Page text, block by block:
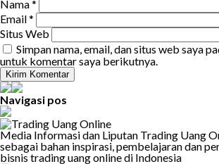
Nama*
Email*
Situs Web
Simpan nama, email, dan situs web saya
untuk komentar saya berikutnya.
Navigasi pos
Media Informasi dan Liputan Trading Uang
sebagai bahan inspirasi, pembelajaran dan
bisnis trading uang online di Indonesia